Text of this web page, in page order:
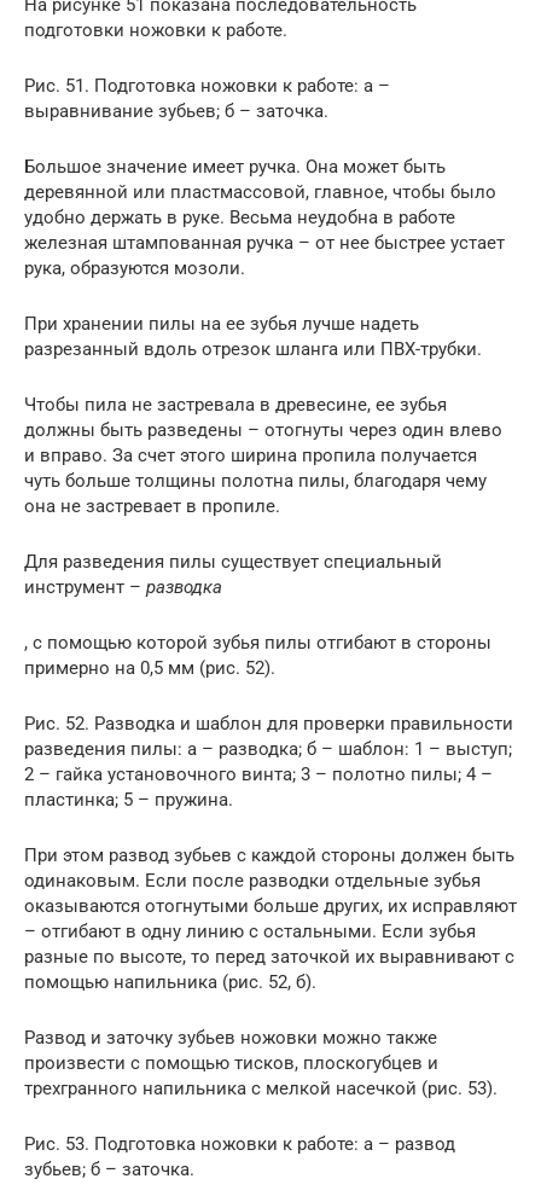
На рисунке 51 показана последовательность
подготовки ножовки к работе.
Рис. 51. Подготовка ножовки к работе: а –
выравнивание зубьев; б – заточка.
Большое значение имеет ручка. Она может быть
деревянной или пластмассовой, главное, чтобы было
удобно держать в руке. Весьма неудобна в работе
железная штампованная ручка – от нее быстрее устает
рука, образуются мозоли.
При хранении пилы на ее зубья лучше надеть
разрезанный вдоль отрезок шланга или ПВХ-трубки.
Чтобы пила не застревала в древесине, ее зубья
должны быть разведены – отогнуты через один влево
и вправо. За счет этого ширина пропила получается
чуть больше толщины полотна пилы, благодаря чему
она не застревает в пропиле.
Для разведения пилы существует специальный
инструмент – разводка
, с помощью которой зубья пилы отгибают в стороны
примерно на 0,5 мм (рис. 52).
Рис. 52. Разводка и шаблон для проверки правильности
разведения пилы: а – разводка; б – шаблон: 1 – выступ;
2 – гайка установочного винта; 3 – полотно пилы; 4 –
пластинка; 5 – пружина.
При этом развод зубьев с каждой стороны должен быть
одинаковым. Если после разводки отдельные зубья
оказываются отогнутыми больше других, их исправляют
– отгибают в одну линию с остальными. Если зубья
разные по высоте, то перед заточкой их выравнивают с
помощью напильника (рис. 52, б).
Развод и заточку зубьев ножовки можно также
произвести с помощью тисков, плоскогубцев и
трехгранного напильника с мелкой насечкой (рис. 53).
Рис. 53. Подготовка ножовки к работе: а – развод
зубьев; б – заточка.